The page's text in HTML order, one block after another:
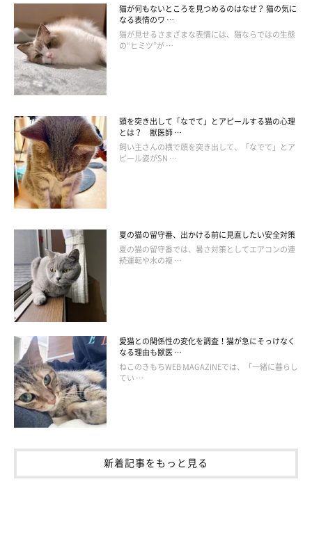
している猫に接触させないことです。また、適度な運動をさせ、
新鮮な食事を与えるなど、免疫力を下げない生活を心がけること
も大切です。
もし、かかってしまったら、症状に合わせた薬や、免疫力をサポ
ートするインターフェロンを投与して治療することもできます。
猫が何もないところを見つめるのはなぜ？ 猫の気に
なる表情のワ …
猫が見せるさまざまな表情には、猫ならではの生態
の“ヒミツ”が …
頭を突き出して「なでて」とアピールする猫の心理
とは？ 獣医師 …
飼い主さんの横で頭を突き出して、「なでて」とア
ピール姿がSN …
夏の猫の留守番、出かける前に見直したい安全対策
夏の猫の留守番では、暑さ対策としてエアコンの連
続運転や水の複 …
愛猫との関係性の変化を調査！猫が急にそっけなく
なる理由も獣医 …
ねこのきもちWEB MAGAZINEでは、「一緒に暮らし
てい …
新着記事をもっと見る